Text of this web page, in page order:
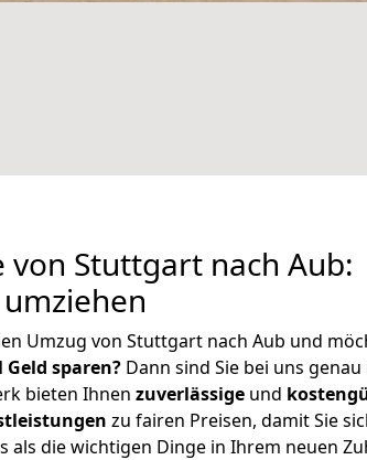
von Stuttgart nach Aub:
Umzug von Stuttgart nach Aub und
Geld sparen? Dann sind Sie bei uns
bieten Ihnen zuverlässige und
zu fairen Preisen, damit Sie
als die wichtigen Dinge in Ihrem neuen